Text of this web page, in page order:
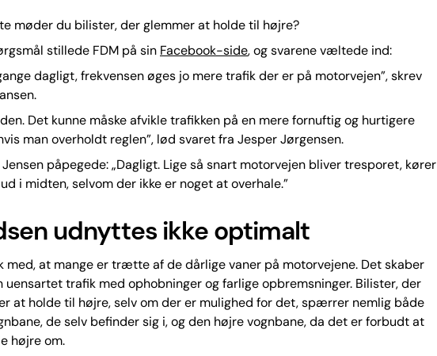
møder du bilister, der glemmer at holde til højre?
stillede FDM på sin Facebook-side, og svarene væltede ind:
dagligt, frekvensen øges jo mere trafik der er på motorvejen”, skrev
Det kunne måske afvikle trafikken på en mere fornuftig og hurtigere
man overholdt reglen”, lød svaret fra Jesper Jørgensen.
påpegede: „Dagligt. Lige så snart motorvejen bliver tresporet, kører
i midten, selvom der ikke er noget at overhale.”
udnyttes ikke optimalt
med, at mange er trætte af de dårlige vaner på motorvejene. Det skaber
uensartet trafik med ophobninger og farlige opbremsninger. Bilister, der
at holde til højre, selv om der er mulighed for det, spærrer nemlig både
de selv befinder sig i, og den højre vognbane, da det er forbudt at
højre om.